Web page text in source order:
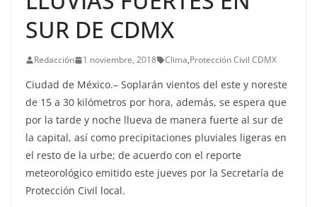
SUR DE CDMX
Redacción 1 noviembre, 2018 Clima,Protección Civil CDMX
Ciudad de México.– Soplarán vientos del este y noreste
de 15 a 30 kilómetros por hora, además, se espera que
por la tarde y noche llueva de manera fuerte al sur de
la capital, así como precipitaciones pluviales ligeras en
el resto de la urbe; de acuerdo con el reporte
meteorológico emitido este jueves por la Secretaría de
Protección Civil local.